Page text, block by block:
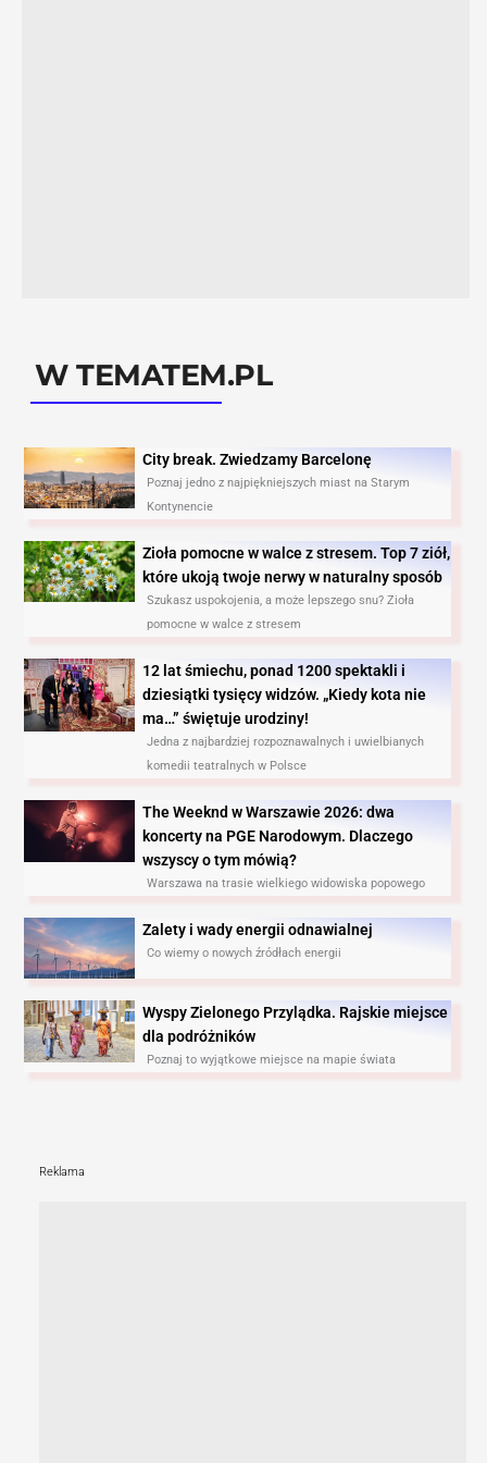
W TEMATEM.PL
City break. Zwiedzamy Barcelonę​
Poznaj jedno z najpiękniejszych miast na Starym
Kontynencie
Zioła pomocne w walce z stresem. Top 7 ziół,
które ukoją twoje nerwy w naturalny sposób
Szukasz uspokojenia, a może lepszego snu? Zioła
pomocne w walce z stresem
12 lat śmiechu, ponad 1200 spektakli i
dziesiątki tysięcy widzów. „Kiedy kota nie
ma…” świętuje urodziny!
Jedna z najbardziej rozpoznawalnych i uwielbianych
komedii teatralnych w Polsce
The Weeknd w Warszawie 2026: dwa
koncerty na PGE Narodowym. Dlaczego
wszyscy o tym mówią?
Warszawa na trasie wielkiego widowiska popowego
Zalety i wady energii odnawialnej
Co wiemy o nowych źródłach energii
Wyspy Zielonego Przylądka. Rajskie miejsce
dla podróżników
Poznaj to wyjątkowe miejsce na mapie świata
Reklama